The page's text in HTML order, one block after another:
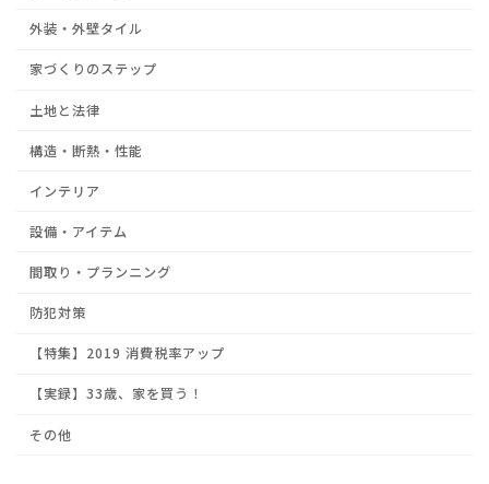
外装・外壁タイル
家づくりのステップ
土地と法律
構造・断熱・性能
インテリア
設備・アイテム
間取り・プランニング
防犯対策
【特集】2019 消費税率アップ
【実録】33歳、家を買う！
その他